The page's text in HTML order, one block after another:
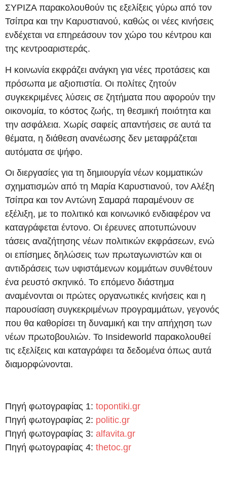
ΣΥΡΙΖΑ παρακολουθούν τις εξελίξεις γύρω από τον
Τσίπρα και την Καρυστιανού, καθώς οι νέες κινήσεις
ενδέχεται να επηρεάσουν τον χώρο του κέντρου και
της κεντροαριστεράς.
Η κοινωνία εκφράζει ανάγκη για νέες προτάσεις και
πρόσωπα με αξιοπιστία. Οι πολίτες ζητούν
συγκεκριμένες λύσεις σε ζητήματα που αφορούν την
οικονομία, το κόστος ζωής, τη θεσμική ποιότητα και
την ασφάλεια. Χωρίς σαφείς απαντήσεις σε αυτά τα
θέματα, η διάθεση ανανέωσης δεν μεταφράζεται
αυτόματα σε ψήφο.
Οι διεργασίες για τη δημιουργία νέων κομματικών
σχηματισμών από τη Μαρία Καρυστιανού, τον Αλέξη
Τσίπρα και τον Αντώνη Σαμαρά παραμένουν σε
εξέλιξη, με το πολιτικό και κοινωνικό ενδιαφέρον να
καταγράφεται έντονο. Οι έρευνες αποτυπώνουν
τάσεις αναζήτησης νέων πολιτικών εκφράσεων, ενώ
οι επίσημες δηλώσεις των πρωταγωνιστών και οι
αντιδράσεις των υφιστάμενων κομμάτων συνθέτουν
ένα ρευστό σκηνικό. Το επόμενο διάστημα
αναμένονται οι πρώτες οργανωτικές κινήσεις και η
παρουσίαση συγκεκριμένων προγραμμάτων, γεγονός
που θα καθορίσει τη δυναμική και την απήχηση των
νέων πρωτοβουλιών. Το Insideworld παρακολουθεί
τις εξελίξεις και καταγράφει τα δεδομένα όπως αυτά
διαμορφώνονται.
Πηγή φωτογραφίας 1: topontiki.gr
Πηγή φωτογραφίας 2: politic.gr
Πηγή φωτογραφίας 3: alfavita.gr
Πηγή φωτογραφίας 4: thetoc.gr